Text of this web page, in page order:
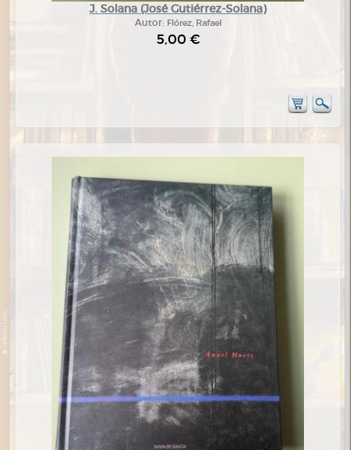
J. Solana (José Gutiérrez-Solana)
Autor: Flórez, Rafael
5,00 €